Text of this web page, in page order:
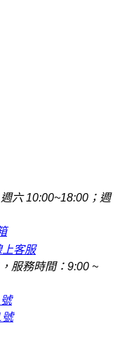
六 10:00~18:00；週
服務時間：9:00 ~
號